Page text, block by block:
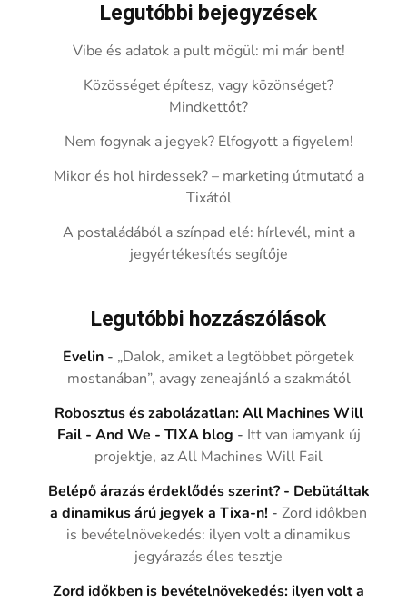
Legutóbbi bejegyzések
Vibe és adatok a pult mögül: mi már bent!
Közösséget építesz, vagy közönséget?
Mindkettőt?
Nem fogynak a jegyek? Elfogyott a figyelem!
Mikor és hol hirdessek? – marketing útmutató a
Tixától
A postaládából a színpad elé: hírlevél, mint a
jegyértékesítés segítője
Legutóbbi hozzászólások
Evelin - „Dalok, amiket a legtöbbet pörgetek
mostanában”, avagy zeneajánló a szakmától
Robosztus és zabolázatlan: All Machines Will
Fail - And We - TIXA blog - Itt van iamyank új
projektje, az All Machines Will Fail
Belépő árazás érdeklődés szerint? - Debütáltak
a dinamikus árú jegyek a Tixa-n! -Zord időkben
is bevételnövekedés: ilyen volt a dinamikus
jegyárazás éles tesztje
Zord időkben is bevételnövekedés: ilyen volt a